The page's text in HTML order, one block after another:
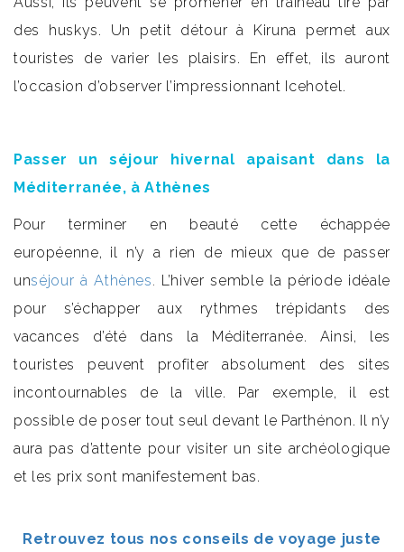
des huskys. Un petit détour à Kiruna permet aux
touristes de varier les plaisirs. En effet, ils auront
l’occasion d’observer l’impressionnant Icehotel.
Passer un séjour hivernal apaisant dans la
Méditerranée, à Athènes
Pour terminer en beauté cette échappée
européenne, il n’y a rien de mieux que de passer
unséjour à Athènes
L’hiver semble la période idéale
pour s’échapper aux rythmes trépidants des
vacances d’été dans la Méditerranée. Ainsi, les
touristes peuvent profiter absolument des sites
incontournables de la ville. Par exemple, il est
possible de poser tout seul devant le Parthénon. Il n’y
aura pas d’attente pour visiter un site archéologique
et les prix sont manifestement bas.
Retrouvez tous nos conseils de voyage juste